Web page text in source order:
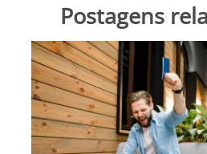
Postagens